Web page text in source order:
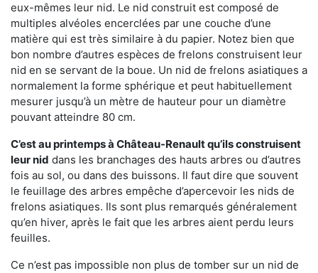
eux-mêmes leur nid. Le nid construit est composé de
multiples alvéoles encerclées par une couche d’une
matière qui est très similaire à du papier. Notez bien que
bon nombre d’autres espèces de frelons construisent leur
nid en se servant de la boue. Un nid de frelons asiatiques a
normalement la forme sphérique et peut habituellement
mesurer jusqu’à un mètre de hauteur pour un diamètre
pouvant atteindre 80 cm.
C’est au printemps à Château-Renault qu’ils construisent
leur nid dans les branchages des hauts arbres ou d’autres
fois au sol, ou dans des buissons. Il faut dire que souvent
le feuillage des arbres empêche d’apercevoir les nids de
frelons asiatiques. Ils sont plus remarqués généralement
qu’en hiver, après le fait que les arbres aient perdu leurs
feuilles.
Ce n’est pas impossible non plus de tomber sur un nid de